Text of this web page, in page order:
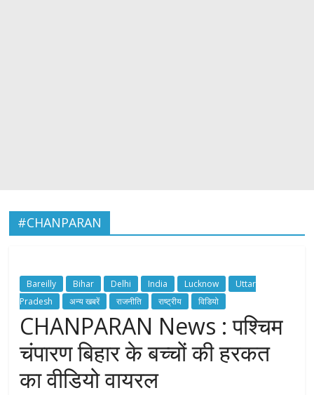
#CHANPARAN
Bareilly Bihar Delhi India Lucknow
Uttar
Pradesh
अन्य खबरें राजनीति राष्ट्रीय विडियो
CHANPARAN News : पश्चिम
चंपारण बिहार के बच्चों की हरकत
का वीडियो वायरल